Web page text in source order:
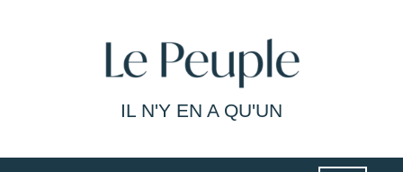
IL N'Y EN A QU'UN